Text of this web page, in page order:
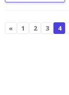
« 1 2 3 4